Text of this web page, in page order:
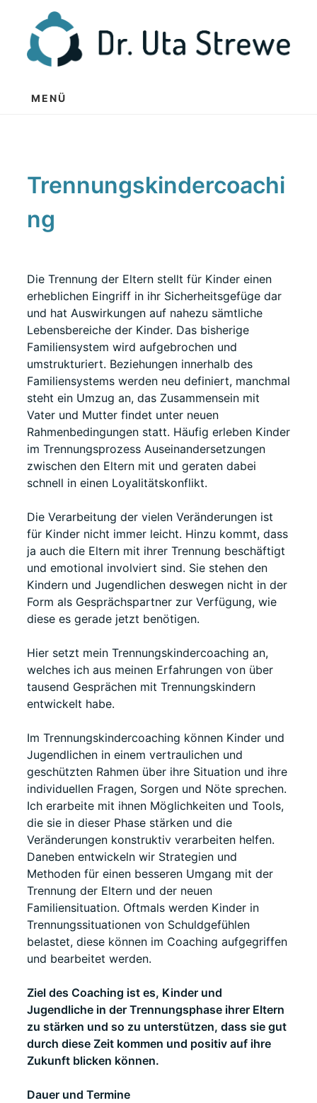
springen
MENÜ
Trennungskindercoachi
ng
Die Trennung der Eltern stellt für Kinder einen
erheblichen Eingriff in ihr Sicherheitsgefüge dar
und hat Auswirkungen auf nahezu sämtliche
Lebensbereiche der Kinder. Das bisherige
Familiensystem wird aufgebrochen und
umstrukturiert. Beziehungen innerhalb des
Familiensystems werden neu definiert, manchmal
steht ein Umzug an, das Zusammensein mit
Vater und Mutter findet unter neuen
Rahmenbedingungen statt. Häufig erleben Kinder
im Trennungsprozess Auseinandersetzungen
zwischen den Eltern mit und geraten dabei
schnell in einen Loyalitätskonflikt.
Die Verarbeitung der vielen Veränderungen ist
für Kinder nicht immer leicht. Hinzu kommt, dass
ja auch die Eltern mit ihrer Trennung beschäftigt
und emotional involviert sind. Sie stehen den
Kindern und Jugendlichen deswegen nicht in der
Form als Gesprächspartner zur Verfügung, wie
diese es gerade jetzt benötigen.
Hier setzt mein Trennungskindercoaching an,
welches ich aus meinen Erfahrungen von über
tausend Gesprächen mit Trennungskindern
entwickelt habe.
Im Trennungskindercoaching können Kinder und
Jugendlichen in einem vertraulichen und
geschützten Rahmen über ihre Situation und ihre
individuellen Fragen, Sorgen und Nöte sprechen.
Ich erarbeite mit ihnen Möglichkeiten und Tools,
die sie in dieser Phase stärken und die
Veränderungen konstruktiv verarbeiten helfen.
Daneben entwickeln wir Strategien und
Methoden für einen besseren Umgang mit der
Trennung der Eltern und der neuen
Familiensituation. Oftmals werden Kinder in
Trennungssituationen von Schuldgefühlen
belastet, diese können im Coaching aufgegriffen
und bearbeitet werden.
Ziel des Coaching ist es, Kinder und
Jugendliche in der Trennungsphase ihrer Eltern
zu stärken und so zu unterstützen, dass sie gut
durch diese Zeit kommen und positiv auf ihre
Zukunft blicken können.
Dauer und Termine